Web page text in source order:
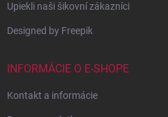
Upiekli naši šikovní zákazníci
Designed by Freepik
INFORMÁCIE O E-SHOPE
Kontakt a informácie